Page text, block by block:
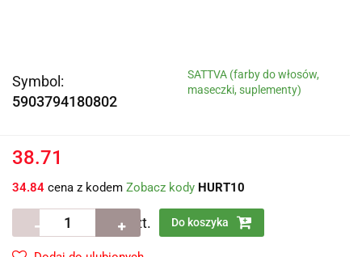
Symbol:
5903794180802
SATTVA (farby do włosów,
maseczki, suplementy)
38.71
34.84 cena z kodem Zobacz kody HURT10
szt. Do koszyka